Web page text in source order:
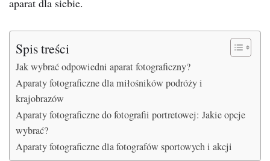
aparat dla siebie.
Spis treści
Jak wybrać odpowiedni aparat fotograficzny?
Aparaty fotograficzne dla miłośników podróży i
krajobrazów
Aparaty fotograficzne do fotografii portretowej: Jakie opcje
wybrać?
Aparaty fotograficzne dla fotografów sportowych i akcji